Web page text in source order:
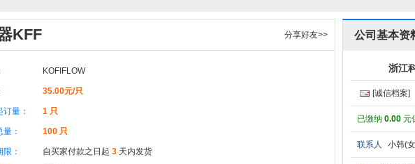
KFF 分享好友>>
KOFIFLOW
35.00元/只
量： 1 只
： 100 只
： 自买家付款之日起 3 天内发货
公司基本资
浙江
[诚信档案]
已缴纳 0.00 元
联系人 小韩(